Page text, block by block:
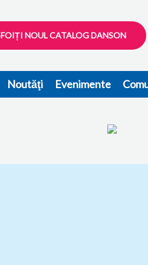
NOUL CATALOG DANSON
Noutăţi Evenimente